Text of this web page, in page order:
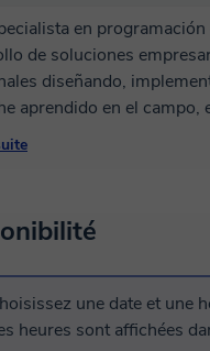
en
de soluciones
diseñando,
aprendido en el
funcionales. En
une date et une
heures sont affichées